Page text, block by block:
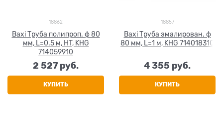
18862
Baxi Труба полипроп. ф 80
мм, L=0.5 м, HT, KHG
714059910
2 527 руб.
КУПИТЬ
18857
Baxi Труба эмалирован. ф
80 мм, L=1 м, KHG 714018310
4 355 руб.
КУПИТЬ